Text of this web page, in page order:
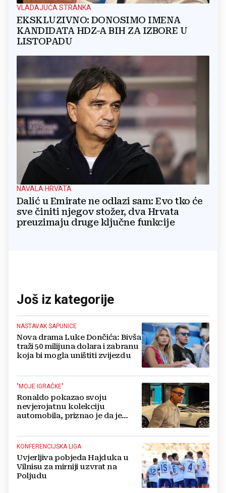
VLADAJUĆA STRANKA
EKSKLUZIVNO: DONOSIMO IMENA
KANDIDATA HDZ-A BIH ZA IZBORE U
LISTOPADU
NAVALA HRVATA
Dalić u Emirate ne odlazi sam: Evo tko će
sve činiti njegov stožer, dva Hrvata
preuzimaju druge ključne funkcije
Još iz kategorije
NASTAVAK SAPUNICE
Nova drama Luke Dončića: Bivša
traži 50 milijuna dolara i zabranu
koja bi mogla uništiti zvijezdu
"MOJE IGRAČKE"
Ronaldo pokazao svoju
nevjerojatnu kolekciju
automobila, priznao je da je
KONFERENCIJSKA LIGA
Uvjerljiva pobjeda Hajduka u
Vilnisu za mirniji uzvrat na
Poljudu